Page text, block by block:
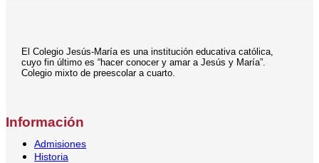
El Colegio Jesús-María es una institución educativa católica,
cuyo fin último es “hacer conocer y amar a Jesús y María”.
Colegio mixto de preescolar a cuarto.
Información
Admisiones
Historia